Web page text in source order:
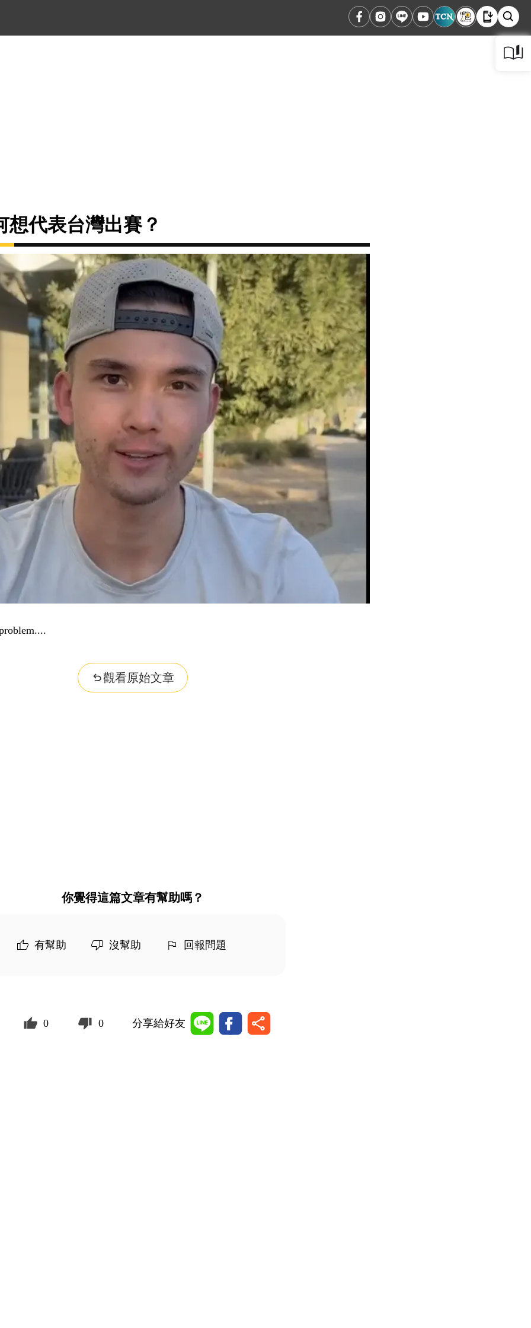
想代表台灣出賽？
觀看原始文章
你覺得這篇文章有幫助嗎？
有幫助 沒幫助 回報問題
0 0 分享給好友